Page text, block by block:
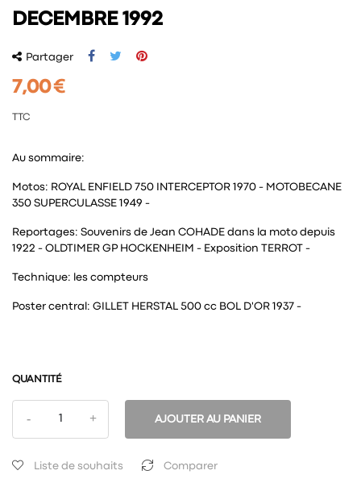
DECEMBRE 1992
Partager
7,00 €
TTC
Au sommaire:
Motos: ROYAL ENFIELD 750 INTERCEPTOR 1970 - MOTOBECANE
350 SUPERCULASSE 1949 -
Reportages: Souvenirs de Jean COHADE dans la moto depuis
1922 - OLDTIMER GP HOCKENHEIM - Exposition TERROT -
Technique: les compteurs
Poster central: GILLET HERSTAL 500 cc BOL D'OR 1937 -
QUANTITÉ
AJOUTER AU PANIER
Liste de souhaits Comparer